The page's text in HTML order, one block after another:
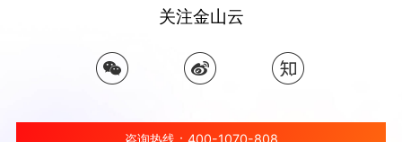
关注金山云
咨询热线：400-1070-808